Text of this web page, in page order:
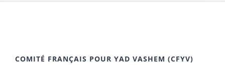
COMITÉ FRANÇAIS POUR YAD VASHEM (CFYV)